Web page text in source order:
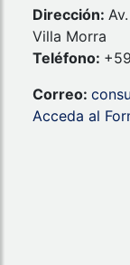
Dirección:
Villa Morra
Teléfono:
Correo:
Acceda al